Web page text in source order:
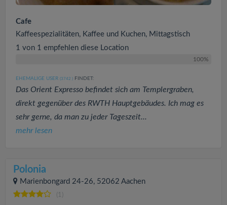
Cafe
Kaffeespezialitäten, Kaffee und Kuchen, Mittagstisch
1 von 1 empfehlen diese Location
100%
EHEMALIGE USER (3742 ) FINDET:
Das Orient Expresso befindet sich am Templergraben,
direkt gegenüber des RWTH Hauptgebäudes. Ich mag es
sehr gerne, da man zu jeder Tageszeit...
mehr lesen
Polonia
Marienbongard 24-26, 52062 Aachen
(1)